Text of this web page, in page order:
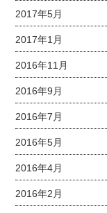
2017年5月
2017年1月
2016年11月
2016年9月
2016年7月
2016年5月
2016年4月
2016年2月